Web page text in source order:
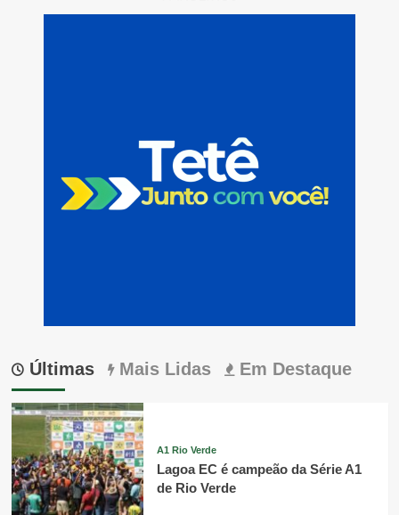
Últimas Mais Lidas Em Destaque
A1 Rio Verde
Lagoa EC é campeão da Série A1
de Rio Verde